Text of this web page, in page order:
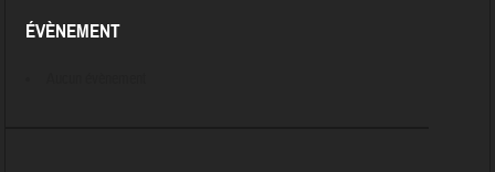
ÉVÈNEMENT